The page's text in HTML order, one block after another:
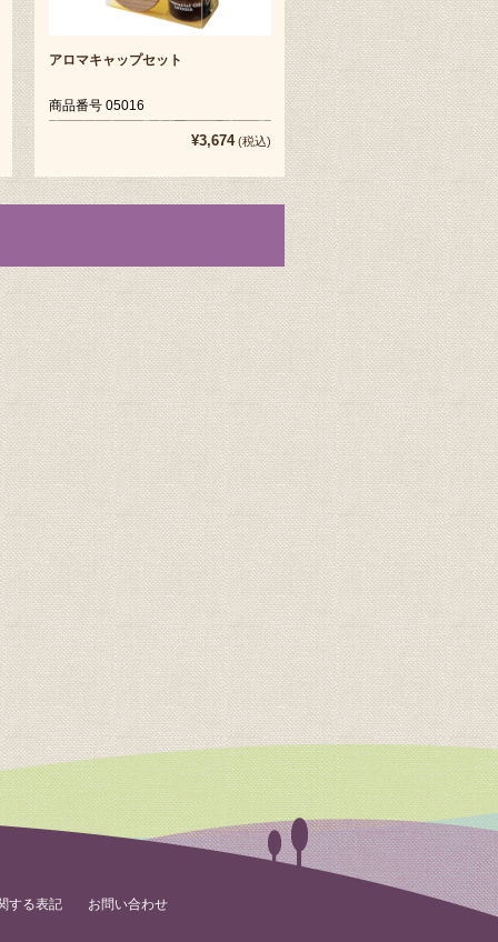
アロマキャップセット
商品番号 05016
¥3,674(税込)
する表記 お問い合わせ